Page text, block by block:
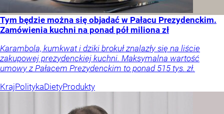
Tym będzie można się objadać w Pałacu Prezydenckim.
Zamówienia kuchni na ponad pół miliona zł
Karambola, kumkwat i dziki brokuł znalazły się na liście
zakupowej prezydenckiej kuchni. Maksymalna wartość
umowy z Pałacem Prezydenckim to ponad 515 tys. zł.
KrajPolitykaDietyProdukty